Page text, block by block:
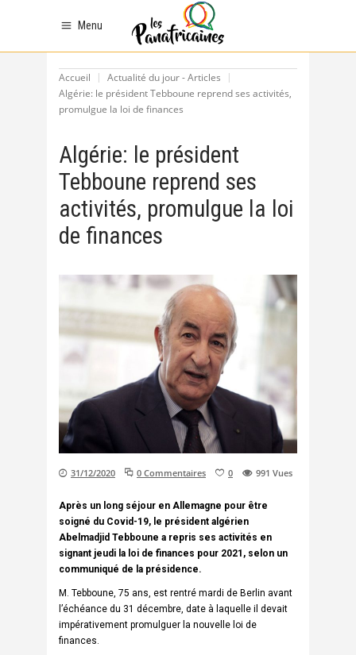
Menu
Accueil
Actualité du jour - Articles
Algérie: le président Tebboune reprend ses activités,
promulgue la loi de finances
Algérie: le président
Tebboune reprend ses
activités, promulgue la loi
de finances
31/12/2020 0 Commentaires 0 991 Vues
Après un long séjour en Allemagne pour être
soigné du Covid-19, le président algérien
Abelmadjid Tebboune a repris ses activités en
signant jeudi la loi de finances pour 2021, selon un
communiqué de la présidence.
M. Tebboune, 75 ans, est rentré mardi de Berlin avant
l’échéance du 31 décembre, date à laquelle il devait
impérativement promulguer la nouvelle loi de
finances.